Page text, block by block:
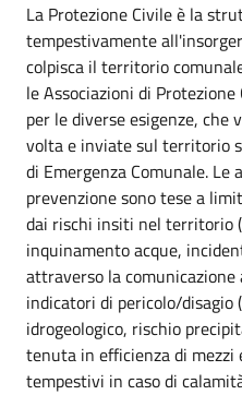
La Protezione Civile è la
tempestivamente
colpisca il territorio
le Associazioni di
per le diverse esigenze,
volta e inviate sul territorio
di Emergenza Comunale.
prevenzione sono tese a
dai rischi insiti nel territorio
inquinamento acque,
attraverso la comunicazione
indicatori di pericolo/disagio
idrogeologico, rischio
tenuta in efficienza di
tempestivi in caso di